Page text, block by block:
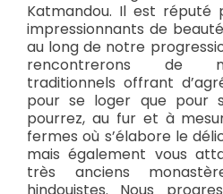
Katmandou. Il est réputé
impressionnants de
au long de notre
rencontrerons de
traditionnels offrant
pour se loger que pour
pourrez, au fur et à
fermes où s’élabore le
mais également vous
très anciens